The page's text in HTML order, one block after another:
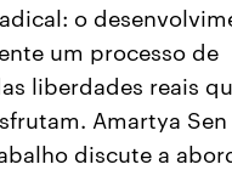
o
um processo de
liberdades reais
Amartya
discute a